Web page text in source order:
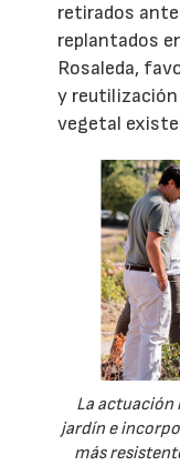
retirados
replantados
Rosaleda,
y reutilización
vegetal
La actuación
jardín e
más